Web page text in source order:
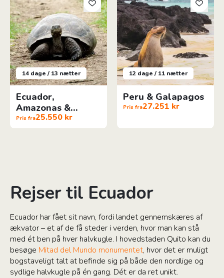
14 dage / 13 nætter
Ecuador,
Amazonas &
Galapagos
Pris fra25.550 kr
12 dage / 11 nætter
Peru & Galapagos
Pris fra27.251 kr
Rejser til Ecuador
Ecuador har fået sit navn, fordi landet gennemskæres af
ækvator – et af de få steder i verden, hvor man kan stå
med ét ben på hver halvkugle. I hovedstaden Quito kan du
besøge Mitad del Mundo monumentet, hvor det er muligt
bogstaveligt talt at befinde sig på både den nordlige og
sydlige halvkugle på én gang. Dét er da ret unikt.